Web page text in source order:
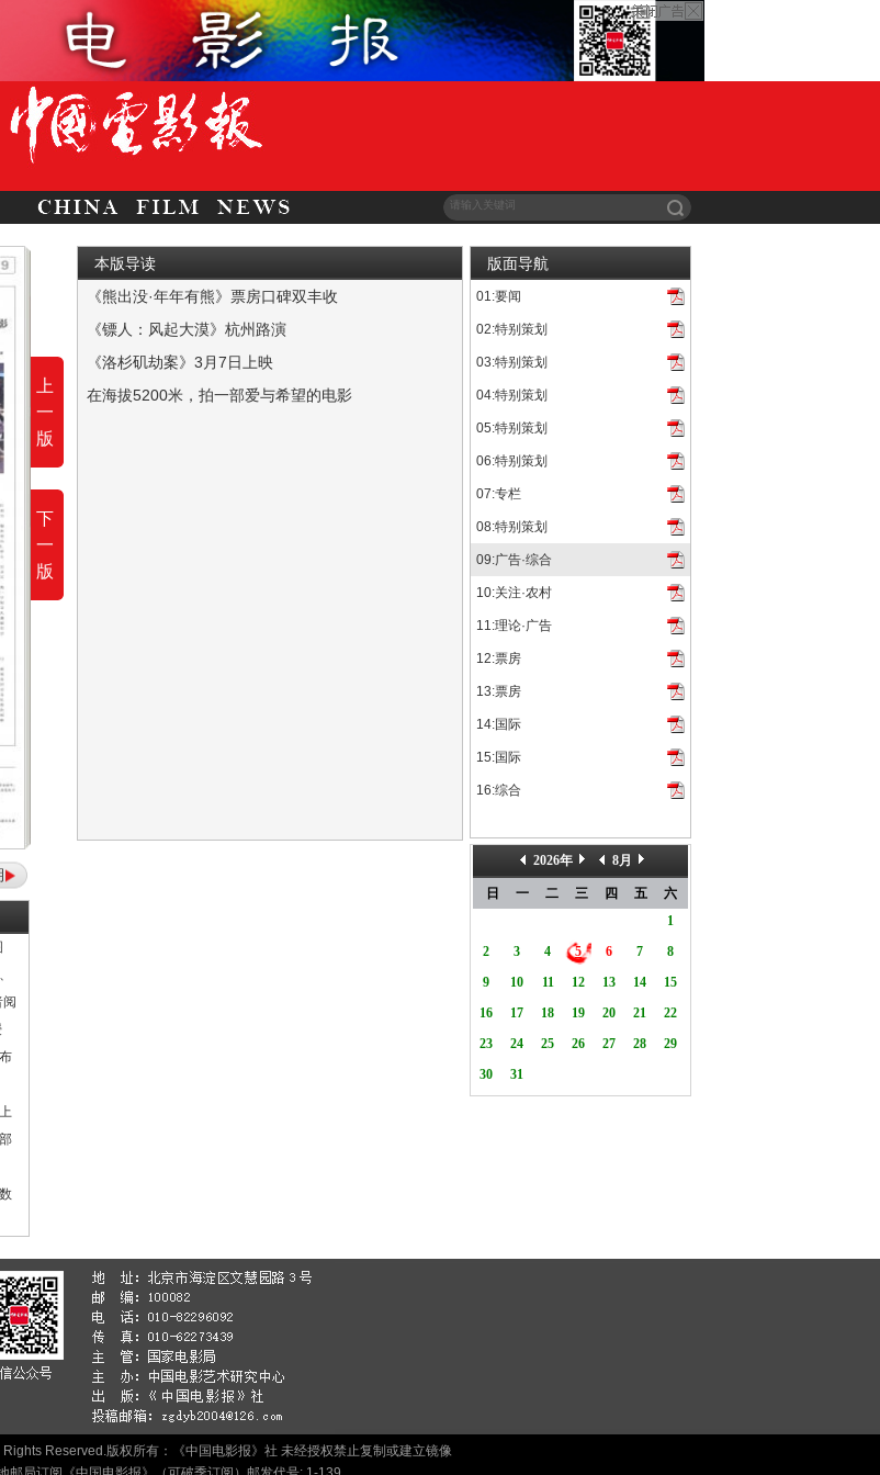
上
一
版
下
一
版
本版导读
《熊出没·年年有熊》票房口碑双丰收
本报讯 春节档合家欢电影《熊出没·年年有熊》上映8天，累计票房已突破7亿，接连打破6项纪录，上座率及...
《镖人：风起大漠》杭州路演
本报讯 2月19日，正在春节档热映的《镖人：风起大漠》来到杭州路演。当日下午，电影在浙影时代影城·西...
《洛杉矶劫案》3月7日上映
本报讯 近日，都市罪案动作大片《洛杉矶劫案》宣布将于3月7日在全国影院上映，由“雷神”克里斯·海姆斯...
在海拔5200米，拍一部爱与希望的电影
久美成列第一次读到《藏地情书》的剧本，是在父亲万玛才旦的书房里。那是父亲根据一对年轻人的真实爱情故事...
版面导航
01:要闻
02:特别策划
03:特别策划
04:特别策划
05:特别策划
06:特别策划
07:专栏
08:特别策划
09:广告·综合
10:关注·农村
11:理论·广告
12:票房
13:票房
14:国际
15:国际
16:综合
Reserved.版权所有：《中国电影报》社 未经授权禁止复制或建立镜像